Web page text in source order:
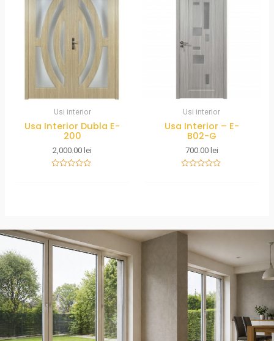
Usi interior
Usa Interior Dubla E-
200
2,000.00 lei
Usi interior
Usa Interior – E-
B02-G
700.00 lei